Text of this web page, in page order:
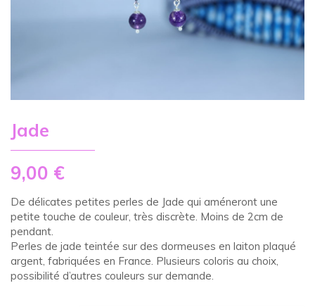
Jade
9,00 €
De délicates petites perles de Jade qui améneront une
petite touche de couleur, très discrète. Moins de 2cm de
pendant.
Perles de jade teintée sur des dormeuses en laiton plaqué
argent, fabriquées en France. Plusieurs coloris au choix,
possibilité d’autres couleurs sur demande.